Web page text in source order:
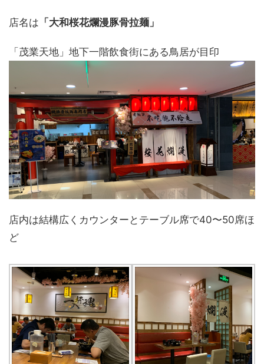
店名は 「大和桜花爛漫豚骨拉麺」
「茂業天地」地下一階飲食街にある鳥居が目印
店内は結構広くカウンターとテーブル席で40〜50席ほ
ど